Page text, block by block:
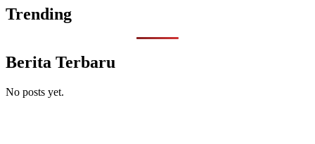
Trending
Berita Terbaru
No posts yet.